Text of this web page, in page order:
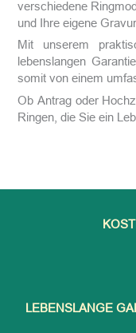
verschiedene
und Ihre eigene
Mit unserem
lebenslangen
somit von einem
Ob Antrag oder
Ringen, die Sie ein
LEBENSLANGE